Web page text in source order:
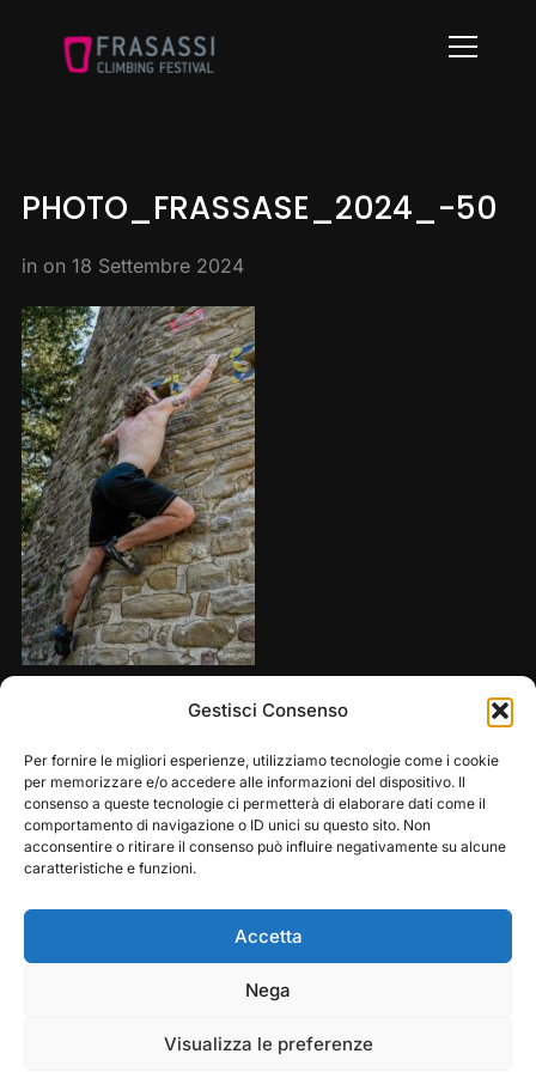
Gestisci Consenso
Per fornire le migliori esperienze, utilizziamo tecnologie come i cookie
per memorizzare e/o accedere alle informazioni del dispositivo. Il
consenso a queste tecnologie ci permetterà di elaborare dati come il
comportamento di navigazione o ID unici su questo sito. Non
acconsentire o ritirare il consenso può influire negativamente su alcune
caratteristiche e funzioni.
Accetta
Nega
Visualizza le preferenze
Info
PHOTO_FRASSASE_2024_-50
in on 18 Settembre 2024
Copyright © 2026 — Frasassi Climbing Festival. All
Rights Reserved